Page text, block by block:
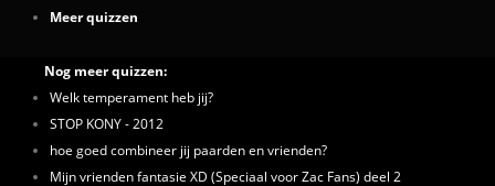
Meer quizzen
Nog meer quizzen:
Welk temperament heb jij?
STOP KONY - 2012
hoe goed combineer jij paarden en vrienden?
Mijn vrienden fantasie XD (Speciaal voor Zac Fans) deel 2